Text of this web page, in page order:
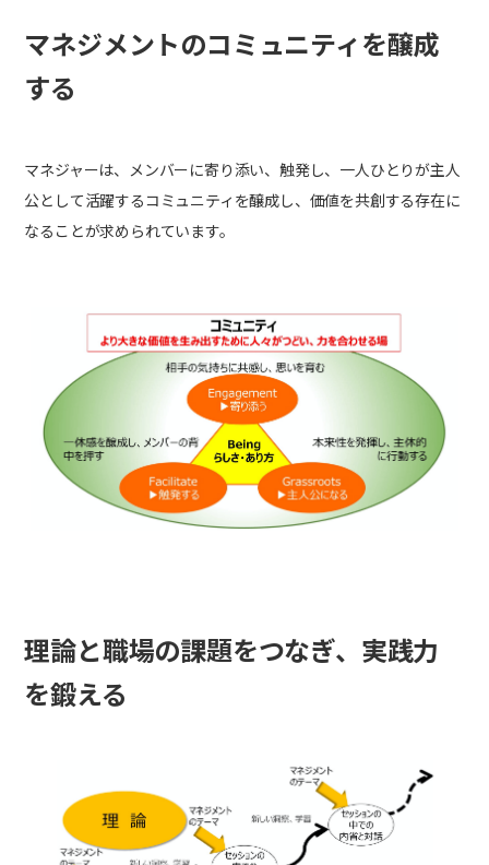
マネジメントのコミュニティを醸成
する
マネジャーは、メンバーに寄り添い、触発し、一人ひとりが主人
公として活躍するコミュニティを醸成し、価値を共創する存在に
なることが求められています。
理論と職場の課題をつなぎ、実践力
を鍛える